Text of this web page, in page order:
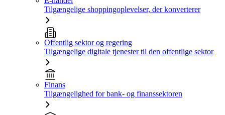
Tilgængelige shoppingoplevelser, der konverterer
Offentlig sektor og regering
Tilgængelige digitale tjenester til den offentlige sektor
Finans
Tilgængelighed for bank- og finanssektoren